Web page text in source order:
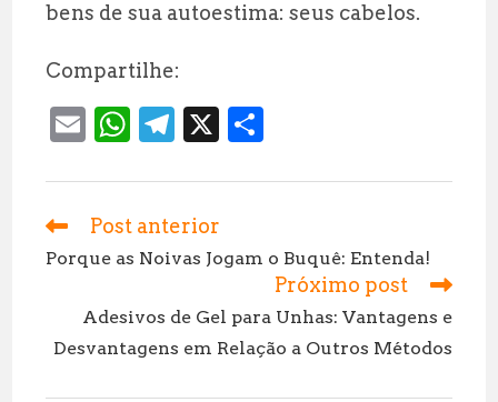
bens de sua autoestima: seus cabelos.
Compartilhe:
E
ai
l
W
at
s
A
p
p
T
e
g
r
a
m
X
a
e
Leia
artigos
Post anterior
Porque as Noivas Jogam o Buquê: Entenda!
Próximo post
Adesivos de Gel para Unhas: Vantagens e
Desvantagens em Relação a Outros Métodos